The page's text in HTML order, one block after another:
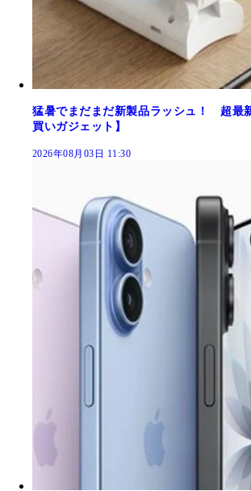
猛暑でまだまだ新製品ラッシュ！ 超最
買いガジェット】
2026年08月03日 11:30